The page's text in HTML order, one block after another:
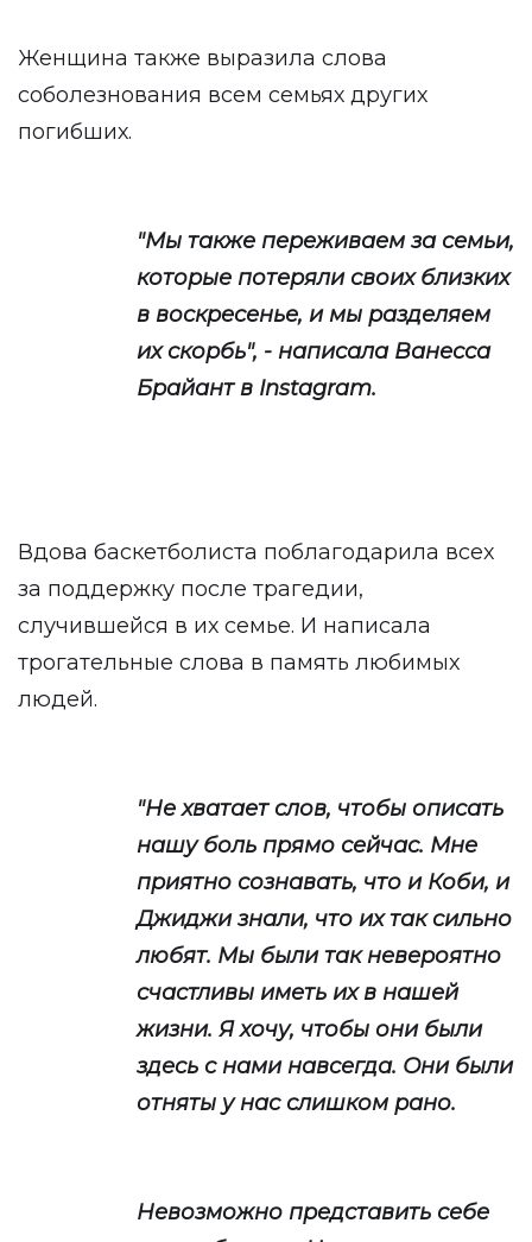
Женщина также выразила слова
соболезнования всем семьях других
погибших.
"Мы также переживаем за семьи,
которые потеряли своих близких
в воскресенье, и мы разделяем
их скорбь", - написала Ванесса
Брайант в Instagram.
Вдова баскетболиста поблагодарила всех
за поддержку после трагедии,
случившейся в их семье. И написала
трогательные слова в память любимых
людей.
"Не хватает слов, чтобы описать
нашу боль прямо сейчас. Мне
приятно сознавать, что и Коби, и
Джиджи знали, что их так сильно
любят. Мы были так невероятно
счастливы иметь их в нашей
жизни. Я хочу, чтобы они были
здесь с нами навсегда. Они были
отняты у нас слишком рано.
Невозможно представить себе